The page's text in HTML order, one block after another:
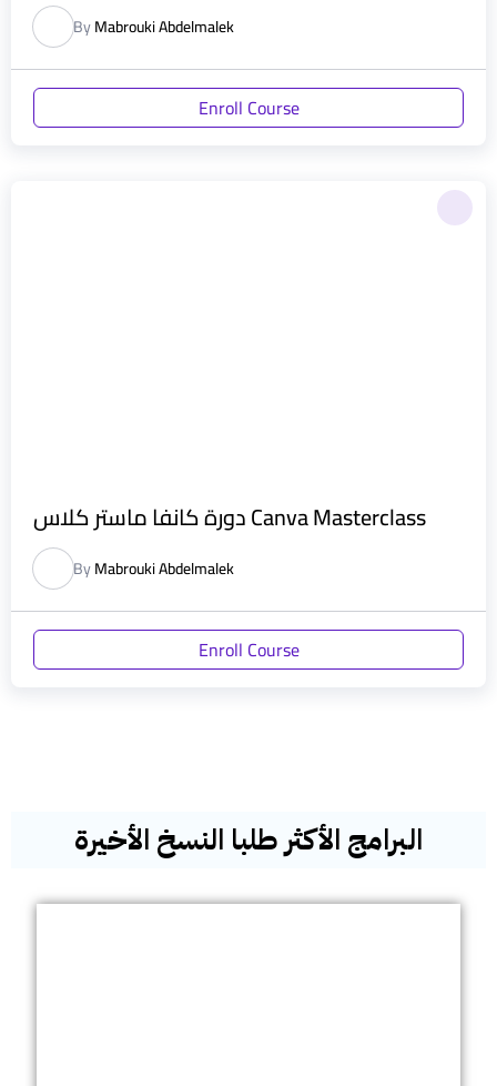
ByMabrouki Abdelmalek
Enroll Course
دورة كانفا ماستر كلاس Canva Masterclass
ByMabrouki Abdelmalek
Enroll Course
البرامج الأكثر طلبا النسخ الأخيرة